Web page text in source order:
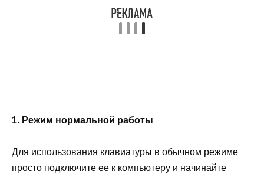
1. Режим нормальной работы
Для использования клавиатуры в обычном режиме
просто подключите ее к компьютеру и начинайте